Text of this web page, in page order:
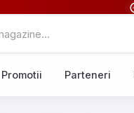
Promotii Parteneri